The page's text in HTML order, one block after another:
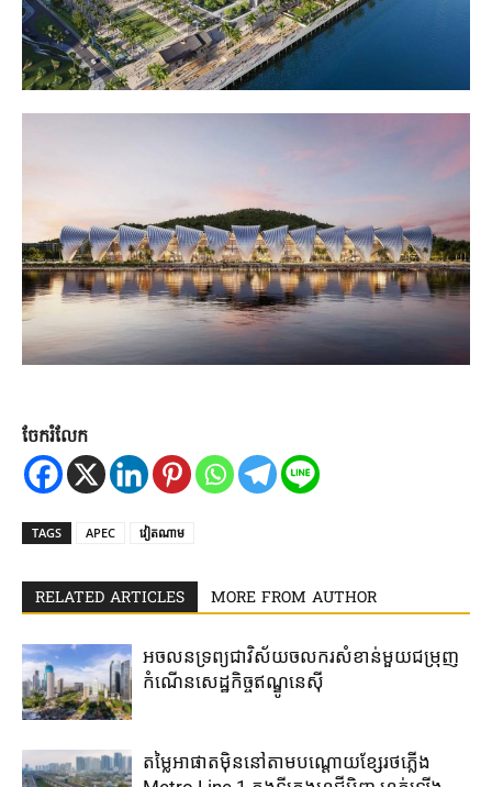
ចែករំលែក
TAGS APEC វៀតណាម
RELATED ARTICLES MORE FROM AUTHOR
អចលនទ្រព្យ​ជា​វិស័យចលករ​សំខាន់​មួយ​ជម្រុញ​
កំណើន​សេដ្ឋកិច្ច​ឥណ្ឌូនេស៊ី​
តម្លៃ​អាផាត​មុិន​នៅ​តាម​បណ្តោយ​ខ្សែ​រថភ្លើង​